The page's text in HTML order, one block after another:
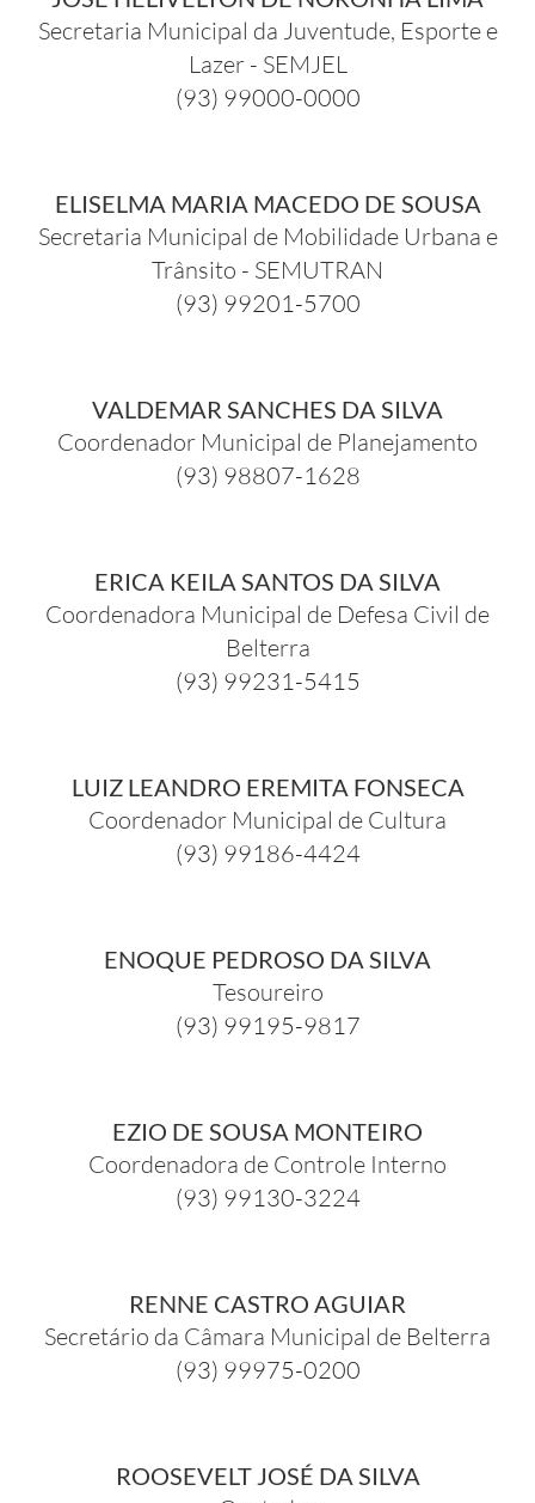
Secretaria Municipal da Juventude, Esporte e
Lazer - SEMJEL
(93) 99000-0000
ELISELMA MARIA MACEDO DE SOUSA
Secretaria Municipal de Mobilidade Urbana e
Trânsito - SEMUTRAN
(93) 99201-5700
VALDEMAR SANCHES DA SILVA
Coordenador Municipal de Planejamento
(93) 98807-1628
ERICA KEILA SANTOS DA SILVA
Coordenadora Municipal de Defesa Civil de
Belterra
(93) 99231-5415
LUIZ LEANDRO EREMITA FONSECA
Coordenador Municipal de Cultura
(93) 99186-4424
ENOQUE PEDROSO DA SILVA
Tesoureiro
(93) 99195-9817
EZIO DE SOUSA MONTEIRO
Coordenadora de Controle Interno
(93) 99130-3224
RENNE CASTRO AGUIAR
Secretário da Câmara Municipal de Belterra
(93) 99975-0200
ROOSEVELT JOSÉ DA SILVA